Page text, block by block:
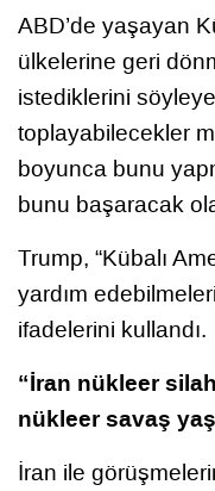
ABD’de yaşayan
ülkelerine geri
istediklerini
toplayabilecekler
boyunca bunu
bunu başaracak
Trump, “Kübalı
yardım
ifadelerini kullandı.
“İran nükleer
nükleer savaş
İran ile